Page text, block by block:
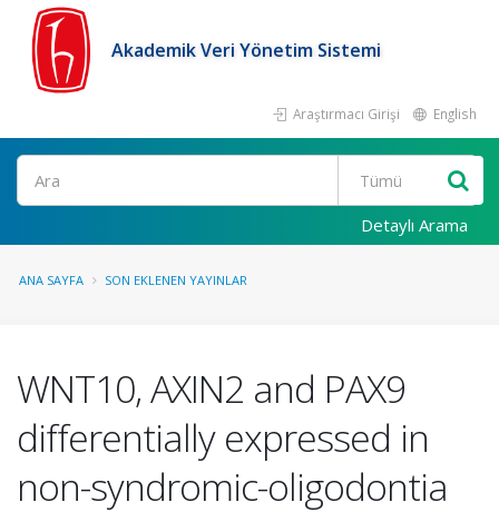
Akademik Veri Yönetim Sistemi
Araştırmacı Girişi English
Ara
Detaylı Arama
ANA SAYFA SON EKLENEN YAYINLAR
WNT10, AXIN2 and PAX9
differentially expressed in
non-syndromic-oligodontia